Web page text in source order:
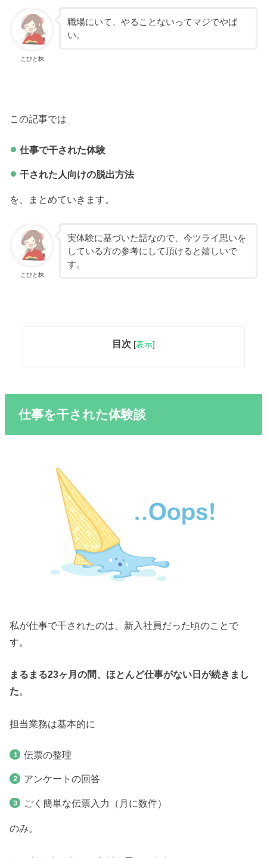
こびと株
職場にいて、やることないってマジでやば
い。
この記事では
仕事で干された体験
干された人向けの脱出方法
を、まとめていきます。
こびと株
実体験に基づいた話なので、今ツライ思いを
している方の参考にして頂けると嬉しいで
す。
目次 [表示]
仕事を干された体験談
私が仕事で干されたのは、新入社員だった頃のことで
す。
まるまる23ヶ月の間、ほとんど仕事がない日が続きまし
た。
担当業務は基本的に
伝票の整理
アンケートの回答
ごく簡単な伝票入力（月に数件）
のみ。